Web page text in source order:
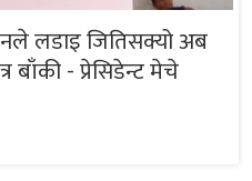
लडाइ जितिसक्यो अब
बाँकी - प्रेसिडेन्ट मेचे